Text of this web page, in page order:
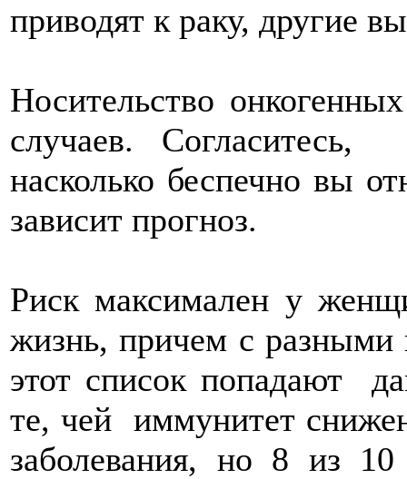
приводят к раку, другие
Носительство
случаев.
насколько беспечно вы
зависит прогноз.
Риск максимален у
жизнь, причем с
этот список попадают
те, чей иммунитет
заболевания, но 8 из